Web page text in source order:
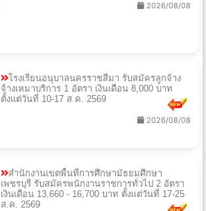
2026/08/08
โรงเรียนอนุบาลนครราชสีมา รับสมัครลูกจ้าง
จ้างเหมาบริการ 1 อัตรา เงินเดือน 8,000 บาท
ตั้งแต่วันที่ 10-17 ส.ค. 2569
2026/08/08
สำนักงานเขตพื้นที่การศึกษามัธยมศึกษา
เพชรบุรี รับสมัครพนักงานราชการทั่วไป 2 อัตรา
เงินเดือน 13,660 - 16,700 บาท ตั้งแต่วันที่ 17-25
ส.ค. 2569